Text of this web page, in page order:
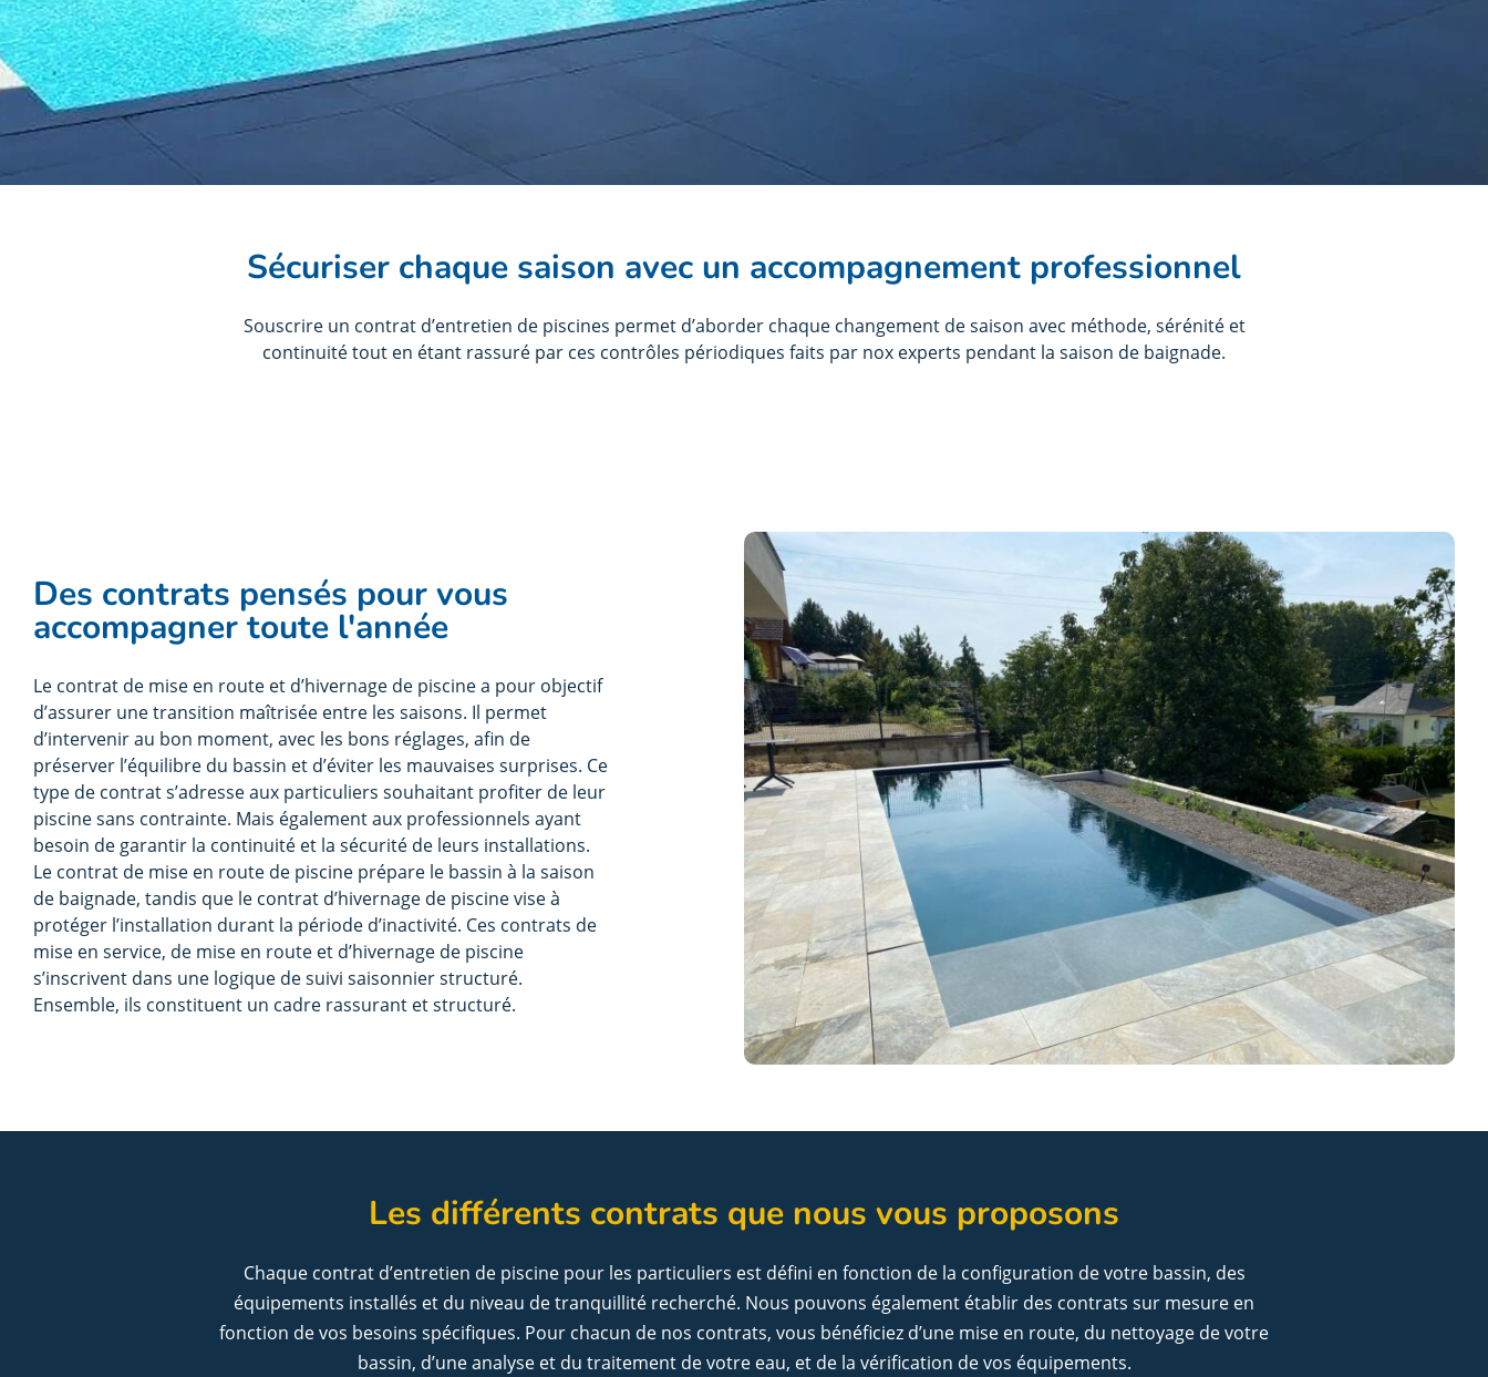
Sécuriser chaque saison avec un accompagnement professionnel
Souscrire un contrat d’entretien de piscines permet d’aborder chaque changement de saison avec méthode, sérénité et
continuité tout en étant rassuré par ces contrôles périodiques faits par nox experts pendant la saison de baignade.
Des contrats pensés pour vous
accompagner toute l'année
Le contrat de mise en route et d’hivernage de piscine a pour objectif
d’assurer une transition maîtrisée entre les saisons. Il permet
d’intervenir au bon moment, avec les bons réglages, afin de
préserver l’équilibre du bassin et d’éviter les mauvaises surprises. Ce
type de contrat s’adresse aux particuliers souhaitant profiter de leur
piscine sans contrainte. Mais également aux professionnels ayant
besoin de garantir la continuité et la sécurité de leurs installations.
Le contrat de mise en route de piscine prépare le bassin à la saison
de baignade, tandis que le contrat d’hivernage de piscine vise à
protéger l’installation durant la période d’inactivité. Ces contrats de
mise en service, de mise en route et d’hivernage de piscine
s’inscrivent dans une logique de suivi saisonnier structuré.
Ensemble, ils constituent un cadre rassurant et structuré.
Les différents contrats que nous vous proposons
Chaque contrat d’entretien de piscine pour les particuliers est défini en fonction de la configuration de votre bassin, des
équipements installés et du niveau de tranquillité recherché. Nous pouvons également établir des contrats sur mesure en
fonction de vos besoins spécifiques. Pour chacun de nos contrats, vous bénéficiez d’une mise en route, du nettoyage de votre
bassin, d’une analyse et du traitement de votre eau, et de la vérification de vos équipements.